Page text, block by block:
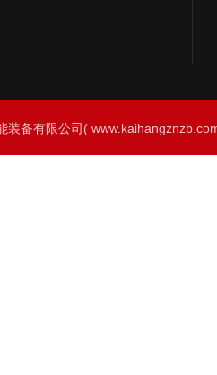
装备有限公司(